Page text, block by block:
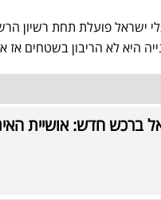
ישראל פועלת תחת רשיון
היא לא הריבון בשטחים אז
ברכש חדש: אושיית